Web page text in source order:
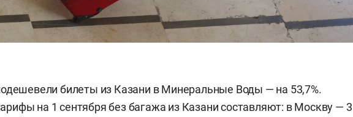
билеты из Казани в Минеральные Воды — на 53,7%.
на 1 сентября без багажа из Казани составляют: в Москву — 3